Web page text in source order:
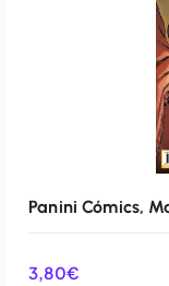
Panini Cómics,
3,80€